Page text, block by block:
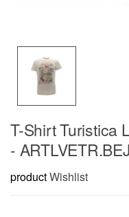
T-Shirt Turistica
-
productWishlist